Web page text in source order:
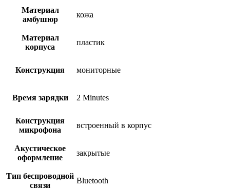
Материал
амбушюр
кожа
Материал
корпуса
пластик
Конструкция мониторные
Время зарядки 2 Minutes
Конструкция
микрофона
встроенный в корпус
Акустическое
оформление
закрытые
Тип беспроводной
связи
Bluetooth